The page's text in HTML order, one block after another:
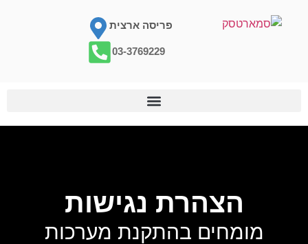
פריסה ארצית
03-3769229
הצהרת נגישות
מומחים בהתקנת מערכות